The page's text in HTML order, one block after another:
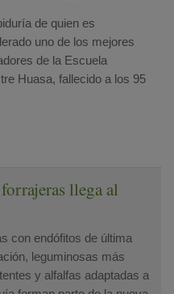
de quien es
uno de los mejores
de la Escuela
Huasa, fallecido a los 95
llega al
con endófitos de última
leguminosas más
y alfalfas adaptadas a